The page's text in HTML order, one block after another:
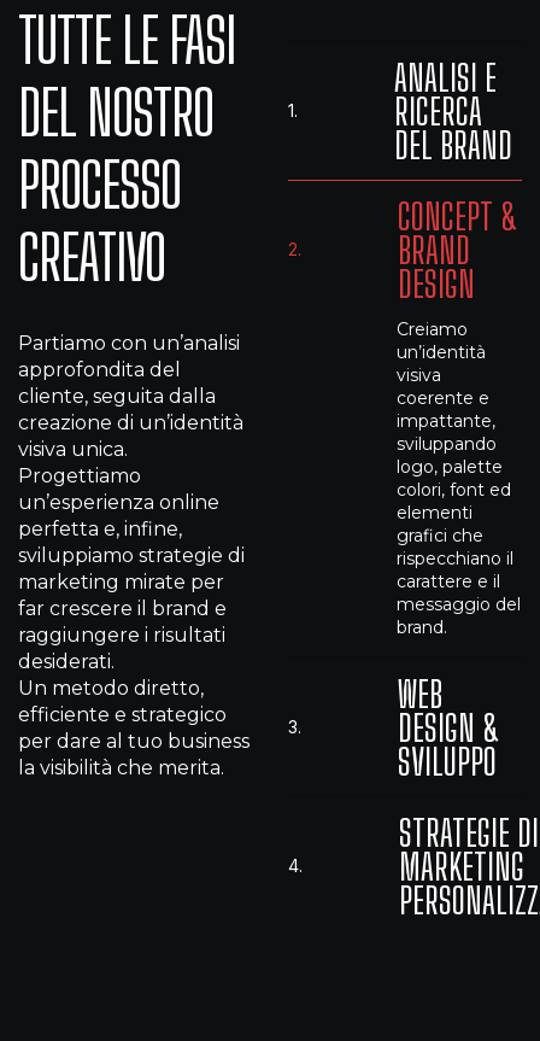
TUTTE LE FASI
DEL NOSTRO
PROCESSO
CREATIVO
Partiamo con un’analisi
approfondita del
cliente, seguita dalla
creazione di un’identità
visiva unica.
Progettiamo
un’esperienza online
perfetta e, infine,
sviluppiamo strategie di
marketing mirate per
far crescere il brand e
raggiungere i risultati
desiderati.
Un metodo diretto,
efficiente e strategico
per dare al tuo business
la visibilità che merita.
1.
ANALISI E
RICERCA
DEL BRAND
2.
CONCEPT &
BRAND
DESIGN
Creiamo
un’identità
visiva
coerente e
impattante,
sviluppando
logo, palette
colori, font ed
elementi
grafici che
rispecchiano il
carattere e il
messaggio del
brand.
3.
WEB
DESIGN &
SVILUPPO
4.
STRATEGIE DI
MARKETING